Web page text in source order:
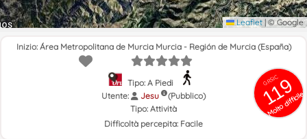
Leaflet |© Google
GRSIC
119
Molto difficile
Inizio: Área Metropolitana de Murcia Murcia - Región de Murcia (España)
Tipo: A Piedi
Utente:
Jesu
(Pubblico)
Tipo: Attività
Difficoltà percepita: Facile